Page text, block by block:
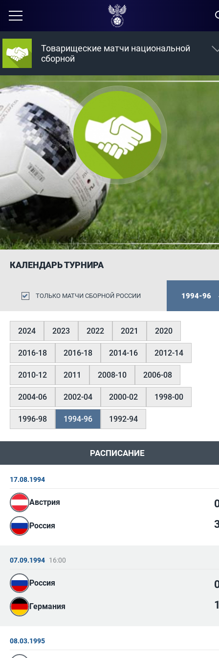
Товарищеские матчи национальной
сборной
КАЛЕНДАРЬ ТУРНИРА
ТОЛЬКО МАТЧИ СБОРНОЙ РОССИИ 1994-96
2024 2023 2022 2021 2020
2016-18 2016-18 2014-16 2012-14
2010-12 2011 2008-10 2006-08
2004-06 2002-04 2000-02 1998-00
1996-98 1994-96 1992-94
РАСПИСАНИЕ
17.08.1994
Австрия
Россия
07.09.1994 16:00
Россия
Германия
08.03.1995